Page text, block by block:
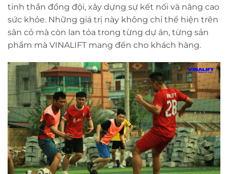
tinh thần đồng đội, xây dựng sự kết nối và nâng cao
sức khỏe. Những giá trị này không chỉ thể hiện trên
sân cỏ mà còn lan tỏa trong từng dự án, từng sản
phẩm mà VINALIFT mang đến cho khách hàng.